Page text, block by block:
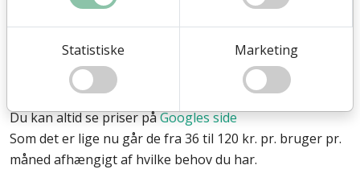
Statistiske Marketing
benytte den.
Priser
Du kan altid se priser påGoogles side
Som det er lige nu går de fra 36 til 120 kr. pr. bruger pr.
måned afhængigt af hvilke behov du har.